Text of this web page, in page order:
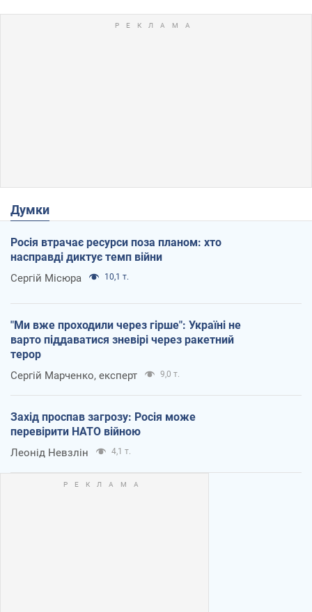
Думки
Росія втрачає ресурси поза планом: хто
насправді диктує темп війни
Сергій Місюра 10,1 т.
"Ми вже проходили через гірше": Україні не
варто піддаватися зневірі через ракетний
терор
Сергій Марченко, експерт 9,0 т.
Захід проспав загрозу: Росія може
перевірити НАТО війною
Леонід Невзлін 4,1 т.